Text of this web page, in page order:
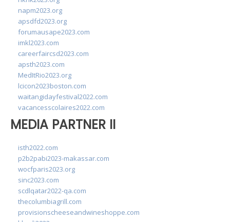
napm2023.org
apsdfd2023.org
forumausape2023.com
imkl2023.com
careerfaircsd2023.com
apsth2023.com
MedItRio2023.org
lcicon2023boston.com
waitangidayfestival2022.com
vacancesscolaires2022.com
MEDIA PARTNER II
isth2022.com
p2b2pabi2023-makassar.com
wocfparis2023.org
sinc2023.com
scdlqatar2022-qa.com
thecolumbiagrill.com
provisionscheeseandwineshoppe.com